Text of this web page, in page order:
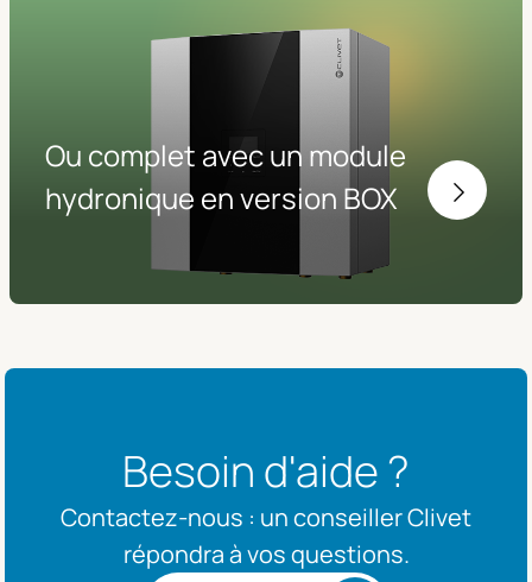
Ou complet avec un module
hydronique en version BOX
Besoin d'aide ?
Contactez-nous : un conseiller Clivet
répondra à vos questions.